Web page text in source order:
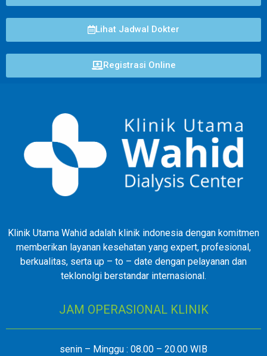
Lihat Jadwal Dokter
Registrasi Online
Klinik Utama Wahid adalah klinik indonesia dengan komitmen
memberikan layanan kesehatan yang expert, profesional,
berkualitas, serta up – to – date dengan pelayanan dan
teklonolgi berstandar internasional.
JAM OPERASIONAL KLINIK
senin – Minggu : 08.00 – 20.00 WIB